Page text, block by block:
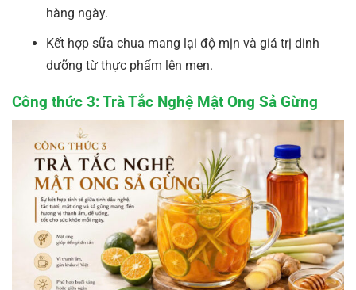
hàng ngày.
Kết hợp sữa chua mang lại độ mịn và giá trị dinh
dưỡng từ thực phẩm lên men.
Công thức 3: Trà Tắc Nghệ Mật Ong Sả Gừng